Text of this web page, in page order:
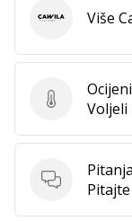
OcijeniteVoljeli
Pitanja
Pitanja
CawilaViše